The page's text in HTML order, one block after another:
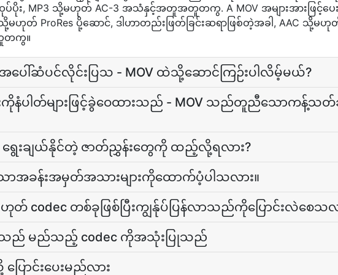
ပ်ပိုး, MP3 သို့မဟုတ် AC-3 အသံနှင့်အတူအတူတကွ. A MOV အများအားဖြင့်ပေ
တ် ProRes ပို့ဆောင်, ဒါဟာတည်းဖြတ်ခြင်းဆရာဖြစ်တဲ့အခါ, AAC သို့မဟု
တူတကွ။
မှုအပေါ်ဆံပင်လိုင်းပြသ - MOV ထဲသို့ဆောင်ကြဉ်းပါလိမ့်မယ်?
းကိုနံပါတ်များဖြင့်ခွဲဝေထားသည် - MOV သည်တူညီသောကန့်သတ်
ရွေးချယ်နိုင်တဲ့ ဇာတ်ညွှန်းတွေကို ထည့်လို့ရလား?
ာအခန်းအမှတ်အသားများကိုထောက်ပံ့ပါသလား။
တ် codec တစ်ခုဖြစ်ပြီးကျွန်ုပ်ပြန်လာသည်ကိုပြောင်းလဲစေသလ
သည် မည်သည့် codec ကိုအသုံးပြုသည်
ြောင်းပေးမည်လား